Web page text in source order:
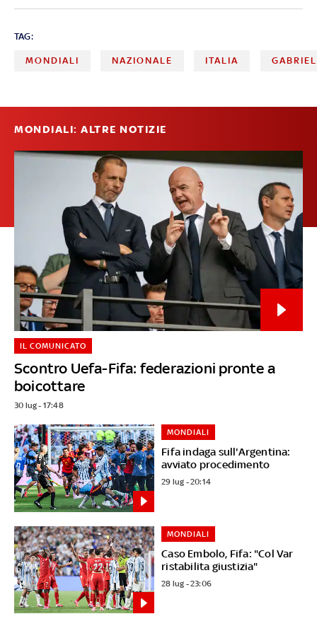
TAG:
MONDIALI NAZIONALE ITALIA
MONDIALI: ALTRE NOTIZIE
Scontro Uefa-Fifa: federazioni pronte a
boicottare
IL COMUNICATO
30 lug - 17:48
Fifa indaga sull'Argentina:
avviato procedimento
MONDIALI
29 lug - 20:14
Caso Embolo, Fifa: "Col Var
ristabilita giustizia"
MONDIALI
28 lug - 23:06